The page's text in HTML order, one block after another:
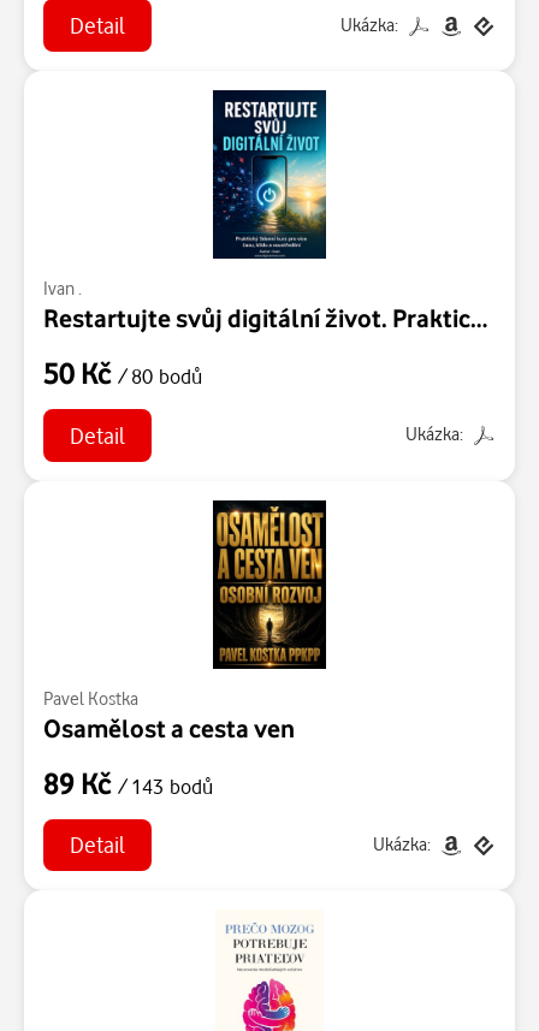
Detail Ukázka:
Ivan .
Restartujte svůj digitální život. Praktický 3denní kurz pro více času, klidu a soustředění
50 Kč / 80 bodů
Detail Ukázka:
Pavel Kostka
Osamělost a cesta ven
89 Kč / 143 bodů
Detail Ukázka: